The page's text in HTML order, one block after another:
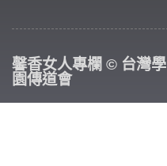
馨香女人專欄 © 台灣學
園傳道會